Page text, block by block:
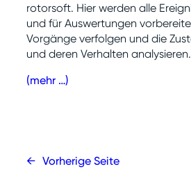
rotorsoft. Hier werden alle
und für Auswertungen
Vorgänge verfolgen und die
und deren Verhalten analysieren.
(mehr …)
← Vorherige Seite